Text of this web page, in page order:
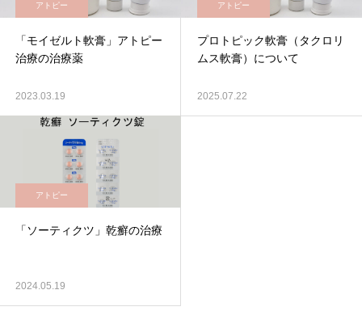
アトピー
「モイゼルト軟膏」アトピー
治療の治療薬
2023.03.19
アトピー
プロトピック軟膏（タクロリ
ムス軟膏）について
2025.07.22
アトピー
「ソーティクツ」乾癬の治療
2024.05.19